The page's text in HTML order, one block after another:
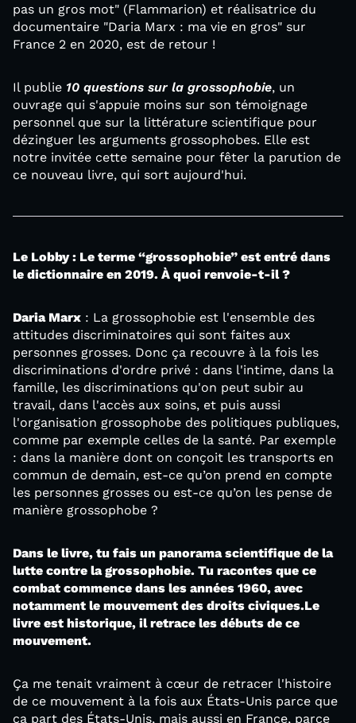
pas un gros mot" (Flammarion) et réalisatrice du
documentaire "Daria Marx : ma vie en gros" sur
France 2 en 2020, est de retour !
Il publie 10 questions sur la grossophobie, un
ouvrage qui s'appuie moins sur son témoignage
personnel que sur la littérature scientifique pour
dézinguer les arguments grossophobes. Elle est
notre invitée cette semaine pour fêter la parution de
ce nouveau livre, qui sort aujourd'hui.
Le Lobby : Le terme “grossophobie” est entré dans
le dictionnaire en 2019. À quoi renvoie-t-il ?
Daria Marx : La grossophobie est l'ensemble des
attitudes discriminatoires qui sont faites aux
personnes grosses. Donc ça recouvre à la fois les
discriminations d'ordre privé : dans l'intime, dans la
famille, les discriminations qu'on peut subir au
travail, dans l'accès aux soins, et puis aussi
l'organisation grossophobe des politiques publiques,
comme par exemple celles de la santé. Par exemple
: dans la manière dont on conçoit les transports en
commun de demain, est-ce qu’on prend en compte
les personnes grosses ou est-ce qu’on les pense de
manière grossophobe ?
Dans le livre, tu fais un panorama scientifique de la
lutte contre la grossophobie. Tu racontes que ce
combat commence dans les années 1960, avec
notamment le mouvement des droits civiques.Le
livre est historique, il retrace les débuts de ce
mouvement.
Ça me tenait vraiment à cœur de retracer l'histoire
de ce mouvement à la fois aux États-Unis parce que
ça part des États-Unis, mais aussi en France, parce